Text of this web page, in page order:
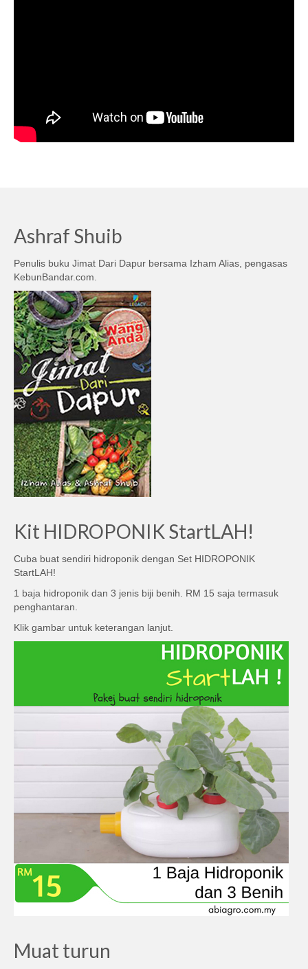
Ashraf Shuib
Penulis buku Jimat Dari Dapur bersama Izham Alias, pengasas
KebunBandar.com.
Kit HIDROPONIK StartLAH!
Cuba buat sendiri hidroponik dengan Set HIDROPONIK
StartLAH!
1 baja hidroponik dan 3 jenis biji benih. RM 15 saja termasuk
penghantaran.
Klik gambar untuk keterangan lanjut.
Muat turun